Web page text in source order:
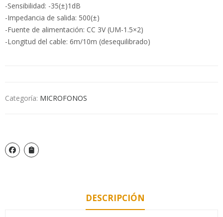
-Sensibilidad: -35(±)1dB
-Impedancia de salida: 500(±)
-Fuente de alimentación: CC 3V (UM-1.5×2)
-Longitud del cable: 6m/10m (desequilibrado)
Categoría: MICROFONOS
DESCRIPCIÓN